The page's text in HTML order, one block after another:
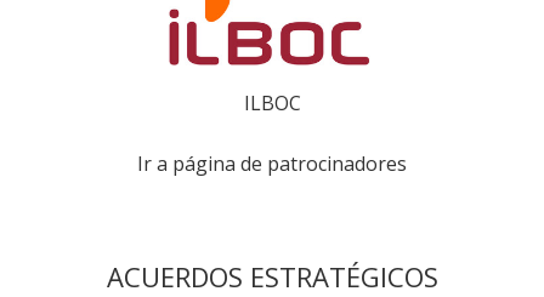
ILBOC
Ir a página de patrocinadores
ACUERDOS ESTRATÉGICOS